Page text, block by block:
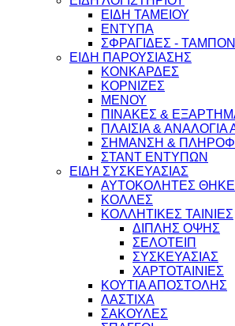
ΕΙΔΗ ΤΑΜΕΙΟΥ
ΕΝΤΥΠΑ
ΣΦΡΑΓΙΔΕΣ - ΤΑΜΠΟΝ
ΕΙΔΗ ΠΑΡΟΥΣΙΑΣΗΣ
ΚΟΝΚΑΡΔΕΣ
ΚΟΡΝΙΖΕΣ
ΜΕΝΟΥ
ΠΙΝΑΚΕΣ &
ΠΛΑΙΣΙΑ &
ΣΗΜΑΝΣΗ &
ΣΤΑΝΤ ΕΝΤΥΠΩΝ
ΕΙΔΗ ΣΥΣΚΕΥΑΣΙΑΣ
ΑΥΤΟΚΟΛΗΤΕΣ
ΚΟΛΛΕΣ
ΚΟΛΛΗΤΙΚΕΣ ΤΑΙΝΙΕΣ
ΔΙΠΛΗΣ ΟΨΗΣ
ΣΕΛΟΤΕΙΠ
ΣΥΣΚΕΥΑΣΙΑΣ
ΧΑΡΤΟΤΑΙΝΙΕΣ
ΚΟΥΤΙΑ ΑΠΟΣΤΟΛΗΣ
ΛΑΣΤΙΧΑ
ΣΑΚΟΥΛΕΣ